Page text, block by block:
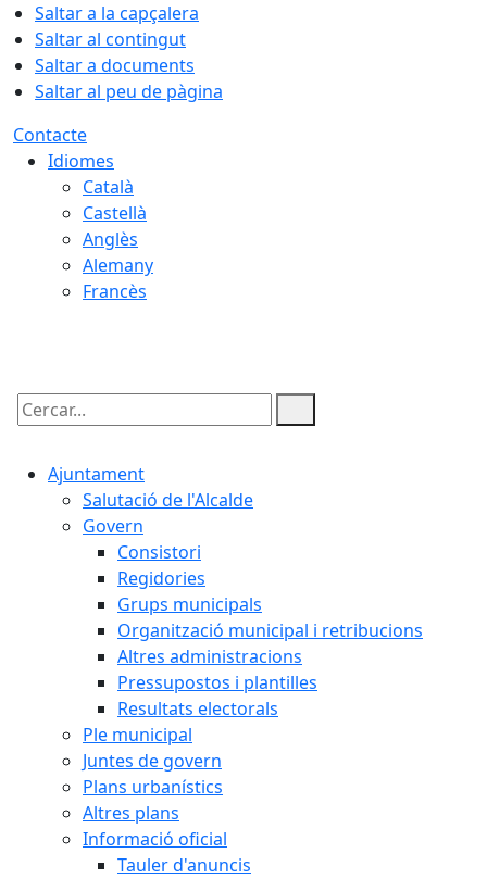
Saltar a la capçalera
Saltar al contingut
Saltar a documents
Saltar al peu de pàgina
Contacte
Idiomes
Català
Castellà
Anglès
Alemany
Francès
Cercar:
Ajuntament
Salutació de l'Alcalde
Govern
Consistori
Regidories
Grups municipals
Organització municipal i retribucions
Altres administracions
Pressupostos i plantilles
Resultats electorals
Ple municipal
Juntes de govern
Plans urbanístics
Altres plans
Informació oficial
Tauler d'anuncis